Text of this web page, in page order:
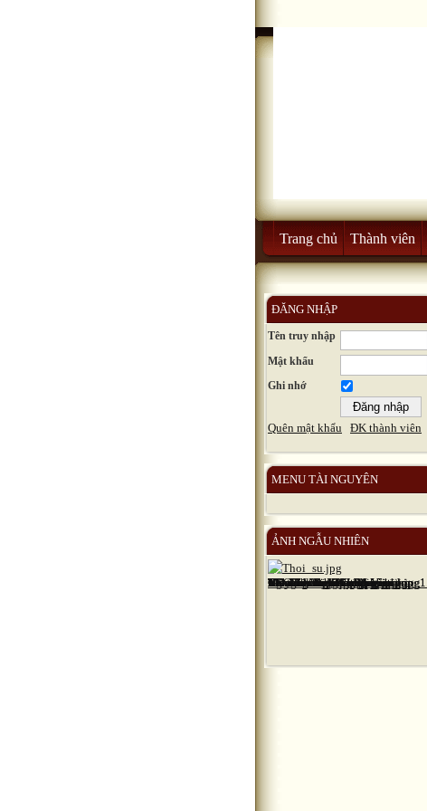
Trang chủ Thành viên
ĐĂNG NHẬP
Tên truy nhập
Mật khẩu
Ghi nhớ
Quên mật khẩu ĐK thành viên
MENU TÀI NGUYÊN
ẢNH NGẪU NHIÊN